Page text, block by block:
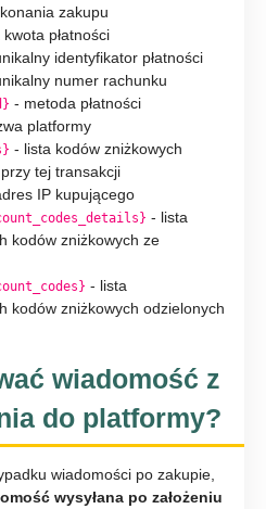
zakupu
kwota płatności
identyfikator płatności
numer rachunku
- metoda płatności
platformy
- lista kodów zniżkowych
tej transakcji
IP kupującego
- lista
kodów zniżkowych ze
- lista
kodów zniżkowych odzielonych
wiadomość z
do platformy?
wiadomości po zakupie,
wysyłana po założeniu